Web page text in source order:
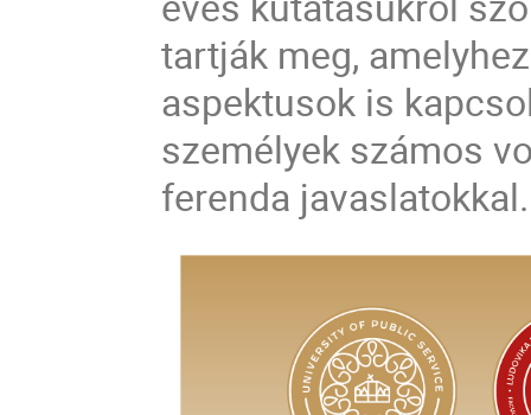
tartják meg,
aspektusok is
személyek számos
ferenda javaslatokkal.